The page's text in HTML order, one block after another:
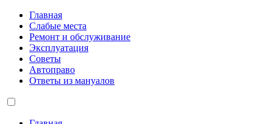
Главная
Слабые места
Ремонт и обслуживание
Эксплуатация
Советы
Автоправо
Ответы из мануалов